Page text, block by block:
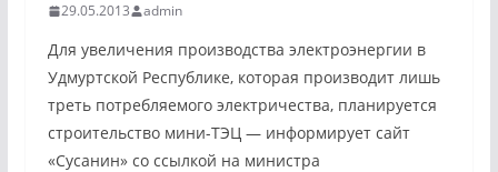
29.05.2013 admin
Для увеличения производства электроэнергии в
Удмуртской Республике, которая производит лишь
треть потребляемого электричества, планируется
строительство мини-ТЭЦ — информирует сайт
«Сусанин» со ссылкой на министра